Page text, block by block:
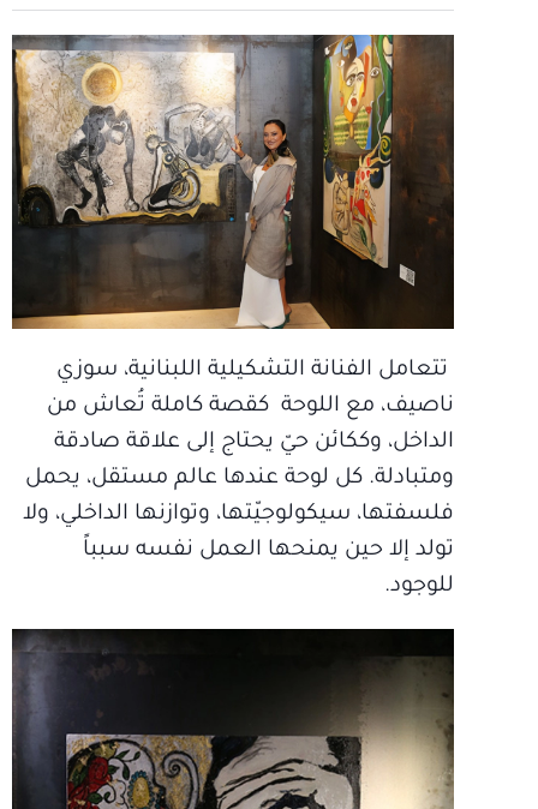
تتعامل الفنانة التشكيلية اللبنانية، سوزي
ناصيف، مع اللوحة كقصة كاملة تُعاش من
الداخل، وككائن حيّ يحتاج إلى علاقة صادقة
ومتبادلة. كل لوحة عندها عالم مستقل، يحمل
فلسفتها، سيكولوجيّتها، وتوازنها الداخلي، ولا
تولد إلا حين يمنحها العمل نفسه سبباً
للوجود.